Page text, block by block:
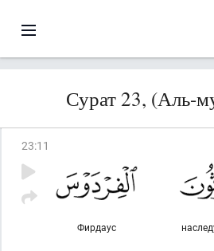
Сурат 23, (Аль-
23:11
Фирдаус